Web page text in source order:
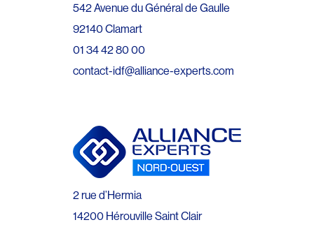
542 Avenue du Général de Gaulle
92140 Clamart
01 34 42 80 00
contact-idf@alliance-experts.com
2 rue d’Hermia
14200 Hérouville Saint Clair